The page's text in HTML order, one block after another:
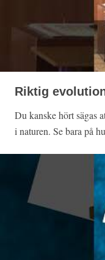
Riktig
Du kanske hört sägas
i naturen. Se bara på